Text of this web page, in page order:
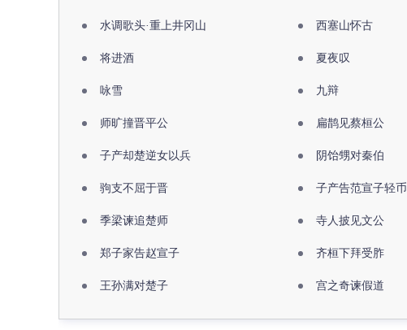
水调歌头·重上井冈山 西塞山怀古
将进酒 夏夜叹
咏雪 九辩
师旷撞晋平公 扁鹊见蔡桓公
子产却楚逆女以兵 阴饴甥对秦伯
驹支不屈于晋 子产告范宣子轻币
季梁谏追楚师 寺人披见文公
郑子家告赵宣子 齐桓下拜受胙
王孙满对楚子 宫之奇谏假道